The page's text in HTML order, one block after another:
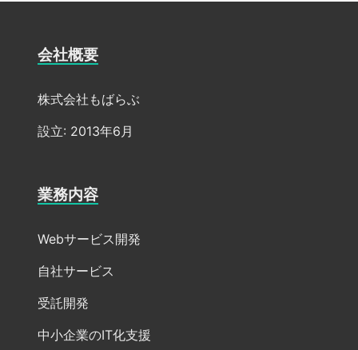
会社概要
株式会社もばらぶ
設立: 2013年6月
業務内容
Webサービス開発
自社サービス
受託開発
中小企業のIT化支援